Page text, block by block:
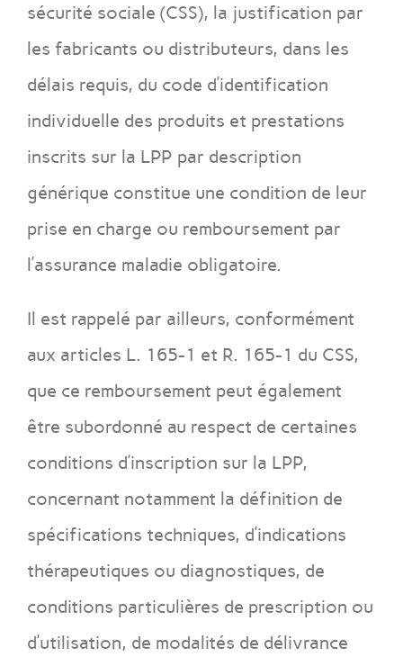
sécurité sociale (CSS), la justification par
les fabricants ou distributeurs, dans les
délais requis, du code d’identification
individuelle des produits et prestations
inscrits sur la LPP par description
générique constitue une condition de leur
prise en charge ou remboursement par
l’assurance maladie obligatoire.
Il est rappelé par ailleurs, conformément
aux articles L. 165-1 et R. 165-1 du CSS,
que ce remboursement peut également
être subordonné au respect de certaines
conditions d’inscription sur la LPP,
concernant notamment la définition de
spécifications techniques, d’indications
thérapeutiques ou diagnostiques, de
conditions particulières de prescription ou
d’utilisation, de modalités de délivrance